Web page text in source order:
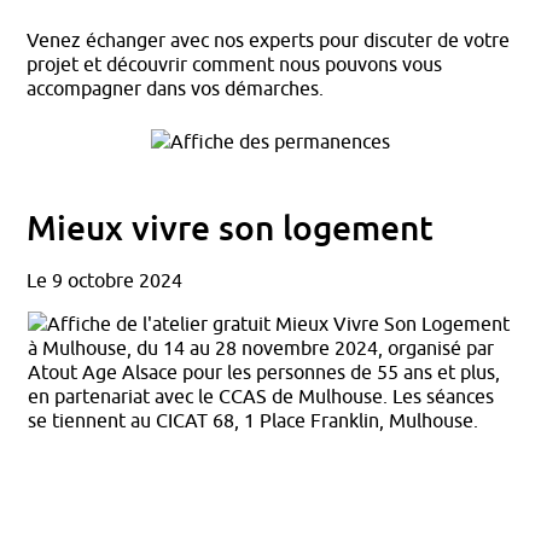
Venez échanger avec nos experts pour discuter de votre
projet et découvrir comment nous pouvons vous
accompagner dans vos démarches.
Mieux vivre son logement
Le 9 octobre 2024